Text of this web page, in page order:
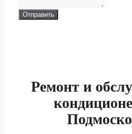
Отправить
Ремонт и